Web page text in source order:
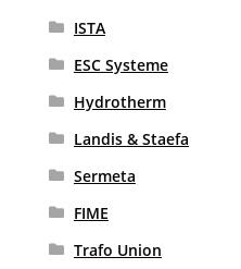
ISTA
ESC Systeme
Hydrotherm
Landis & Staefa
Sermeta
FIME
Trafo Union